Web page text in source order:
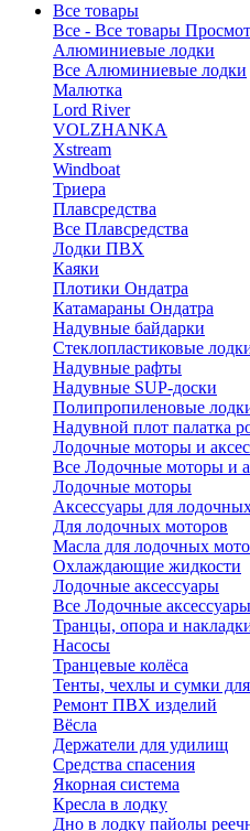
Все товары
Все - Все товары
Алюминиевые лодки
Все Алюминиевые лодки
Малютка
Lord River
VOLZHANKA
Xstream
Windboat
Триера
Плавсредства
Все Плавсредства
Лодки ПВХ
Каяки
Плотики Ондатра
Катамараны Ондатра
Надувные байдарки
Стеклопластиковые
Надувные рафты
Надувные SUP-доски
Полипропиленовые
Надувной плот палатка
Лодочные моторы и
Все Лодочные моторы и
Лодочные моторы
Аксессуары для
Для лодочных моторов
Масла для лодочных
Охлаждающие жидкости
Лодочные аксессуары
Все Лодочные аксессуары
Транцы, опора и
Насосы
Транцевые колёса
Тенты, чехлы и сумки
Ремонт ПВХ изделий
Вёсла
Держатели для удилищ
Средства спасения
Якорная система
Кресла в лодку
Дно в лодку пайолы